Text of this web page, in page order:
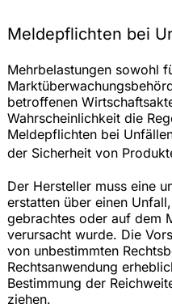
Meldepflichten bei
Mehrbelastungen sowohl
betroffenen
Wahrscheinlichkeit die
Meldepflichten bei
der Sicherheit von
Der Hersteller muss eine
erstatten über einen
gebrachtes oder auf dem
verursacht wurde. Die
von unbestimmten
Rechtsanwendung
Bestimmung der
ziehen.